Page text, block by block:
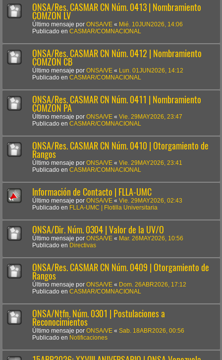
ONSA/Res. CASMAR CN Núm. 0413 | Nombramiento
COMZON LV
Último mensaje por ONSA/VE « Mié. 10JUN2026, 14:06
Publicado en CASMAR/COMNACIONAL
ONSA/Res. CASMAR CN Núm. 0412 | Nombramiento
COMZON CB
Último mensaje por ONSA/VE «
Lun. 01JUN2026, 14:12
Publicado en CASMAR/COMNACIONAL
ONSA/Res. CASMAR CN Núm. 0411 | Nombramiento
COMZON PA
Último mensaje por ONSA/VE « Vie. 29MAY2026, 23:47
Publicado en CASMAR/COMNACIONAL
ONSA/Res. CASMAR CN Núm. 0410 | Otorgamiento de
Rangos
Último mensaje por ONSA/VE « Vie. 29MAY2026, 23:41
Publicado en CASMAR/COMNACIONAL
Información de Contacto | FLLA-UMC
Último mensaje por ONSA/VE « Vie. 29MAY2026, 02:43
Publicado en FLLA-UMC | Flotilla Universitaria
ONSA/Dir. Núm. 0304 | Valor de la UV/O
Último mensaje por ONSA/VE « Mar. 26MAY2026, 10:56
Publicado en Directivas
ONSA/Res. CASMAR CN Núm. 0409 | Otorgamiento de
Rangos
Último mensaje por ONSA/VE « Dom. 26ABR2026, 17:12
Publicado en CASMAR/COMNACIONAL
ONSA/Ntfn. Núm. 0301 | Postulaciones a
Reconocimientos
Último mensaje por ONSA/VE « Sab. 18ABR2026, 00:56
Publicado en Notificaciones